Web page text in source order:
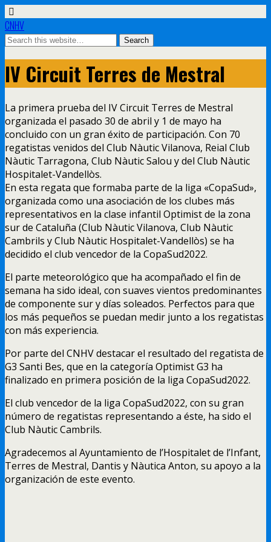
CNHV
IV Circuit Terres de Mestral
La primera prueba del IV Circuit Terres de Mestral
organizada el pasado 30 de abril y 1 de mayo ha
concluido con un gran éxito de participación. Con 70
regatistas venidos del Club Nàutic Vilanova, Reial Club
Nàutic Tarragona, Club Nàutic Salou y del Club Nàutic
Hospitalet-Vandellòs.
En esta regata que formaba parte de la liga «CopaSud»,
organizada como una asociación de los clubes más
representativos en la clase infantil Optimist de la zona
sur de Cataluña (Club Nàutic Vilanova, Club Nàutic
Cambrils y Club Nàutic Hospitalet-Vandellòs) se ha
decidido el club vencedor de la CopaSud2022.
El parte meteorológico que ha acompañado el fin de
semana ha sido ideal, con suaves vientos predominantes
de componente sur y días soleados. Perfectos para que
los más pequeños se puedan medir junto a los regatistas
con más experiencia.
Por parte del CNHV destacar el resultado del regatista de
G3 Santi Bes, que en la categoría Optimist G3 ha
finalizado en primera posición de la liga CopaSud2022.
El club vencedor de la liga CopaSud2022, con su gran
número de regatistas representando a éste, ha sido el
Club Nàutic Cambrils.
Agradecemos al Ayuntamiento de l’Hospitalet de l’Infant,
Terres de Mestral, Dantis y Nàutica Anton, su apoyo a la
organización de este evento.